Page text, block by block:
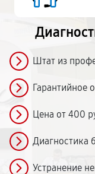
Штат из
Гарантийное
Цена от 400
Диагностика
Устранение